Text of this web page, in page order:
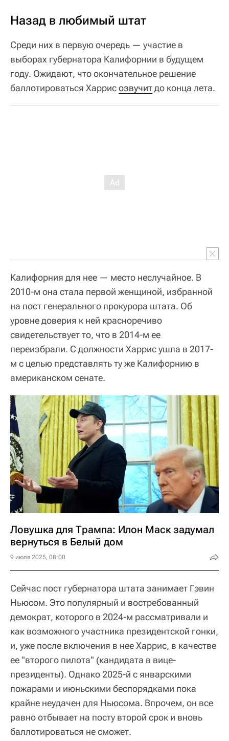
Назад в любимый штат
Среди них в первую очередь — участие в
выборах губернатора Калифорнии в будущем
году. Ожидают, что окончательное решение
баллотироваться Харрисозвучитдо конца лета.
Калифорния для нее — место неслучайное. В
2010-м она стала первой женщиной, избранной
на пост генерального прокурора штата. Об
уровне доверия к ней красноречиво
свидетельствует то, что в 2014-м ее
переизбрали. С должности Харрис ушла в 2017-
м с целью представлять ту же Калифорнию в
американском сенате.
Ловушка для Трампа: Илон Маск задумал
вернуться в Белый дом
9 июля 2025, 08:00
Сейчас пост губернатора штата занимает Гэвин
Ньюсом. Это популярный и востребованный
демократ, которого в 2024-м рассматривали и
как возможного участника президентской гонки,
и, уже после включения в нее Харрис, в качестве
ее "второго пилота" (кандидата в вице-
президенты). Однако 2025-й с январскими
пожарами и июньскими беспорядками пока
крайне неудачен для Ньюсома. Впрочем, он все
равно отбывает на посту второй срок и вновь
баллотироваться не сможет.